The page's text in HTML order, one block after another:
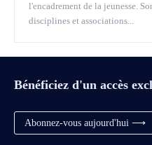
l'encadrement de la jeunesse.
disciplines et associations...
Bénéficiez d'un accès
Abonnez-vous aujourd'hui ⟶